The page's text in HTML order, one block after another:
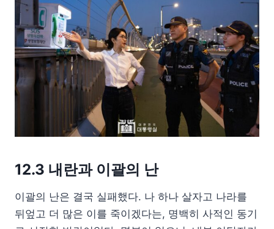
12.3 내란과 이괄의 난
이괄의 난은 결국 실패했다. 나 하나 살자고 나라를
뒤엎고 더 많은 이를 죽이겠다는, 명백히 사적인 동기